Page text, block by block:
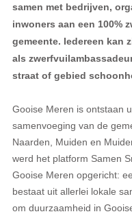
samen met bedrijven,
inwoners aan een 100%
gemeente. Iedereen kan
als
straat of gebied
Gooise Meren is ontstaan
samenvoeging van de
Naarden, Muiden en
werd het platform Samen
Gooise Meren opgericht:
bestaat uit allerlei lokale
om duurzaamheid in